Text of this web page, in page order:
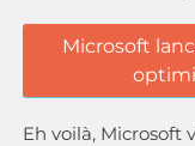
Microsoft
Eh voilà, Microsoft